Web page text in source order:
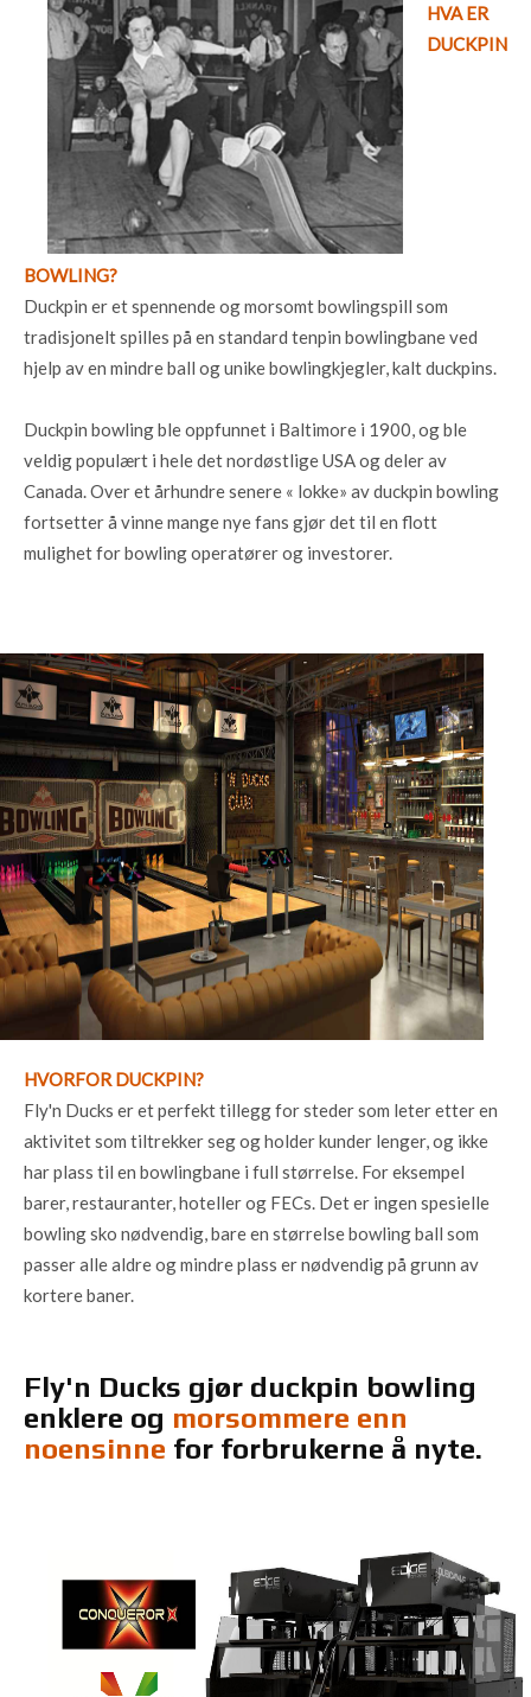
HVA ER
DUCKPIN
BOWLING?
Duckpin er et spennende og morsomt bowlingspill som
tradisjonelt spilles på en standard tenpin bowlingbane ved
hjelp av en mindre ball og unike bowlingkjegler, kalt duckpins.
Duckpin bowling ble oppfunnet i Baltimore i 1900, og ble
veldig populært i hele det nordøstlige USA og deler av
Canada. Over et århundre senere « lokke» av duckpin bowling
fortsetter å vinne mange nye fans gjør det til en flott
mulighet for bowling operatører og investorer.
HVORFOR DUCKPIN?
Fly'n Ducks er et perfekt tillegg for steder som leter etter en
aktivitet som tiltrekker seg og holder kunder lenger, og ikke
har plass til en bowlingbane i full størrelse. For eksempel
barer, restauranter, hoteller og FECs. Det er ingen spesielle
bowling sko nødvendig, bare en størrelse bowling ball som
passer alle aldre og mindre plass er nødvendig på grunn av
kortere baner.
Fly'n Ducks gjør duckpin bowling
enklere og morsommere enn
noensinne for forbrukerne å nyte.